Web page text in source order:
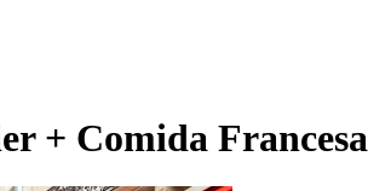
+ Comida